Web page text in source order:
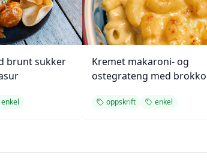
brunt sukker
enkel
Kremet makaroni- og
ostegrateng med
oppskrift enkel